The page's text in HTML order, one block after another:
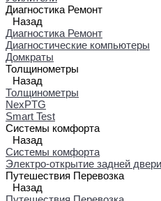
Диагностика Ремонт
Назад
Диагностика Ремонт
Диагностические компьютеры
Домкраты
Толщинометры
Назад
Толщинометры
NexPTG
Smart Test
Системы комфорта
Назад
Системы комфорта
Электро-открытие задней двери
Путешествия Перевозка
Назад